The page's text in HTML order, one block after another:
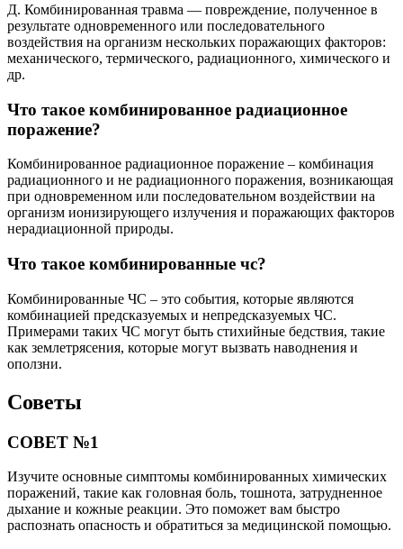
Д. Комбинированная травма — повреждение, полученное в
результате одновременного или последовательного
воздействия на организм нескольких поражающих факторов:
механического, термического, радиационного, химического и
др.
Что такое комбинированное радиационное
поражение?
Комбинированное радиационное поражение – комбинация
радиационного и не радиационного поражения, возникающая
при одновременном или последовательном воздействии на
организм ионизирующего излучения и поражающих факторов
нерадиационной природы.
Что такое комбинированные чс?
Комбинированные ЧС – это события, которые являются
комбинацией предсказуемых и непредсказуемых ЧС.
Примерами таких ЧС могут быть стихийные бедствия, такие
как землетрясения, которые могут вызвать наводнения и
оползни.
Советы
СОВЕТ №1
Изучите основные симптомы комбинированных химических
поражений, такие как головная боль, тошнота, затрудненное
дыхание и кожные реакции. Это поможет вам быстро
распознать опасность и обратиться за медицинской помощью.